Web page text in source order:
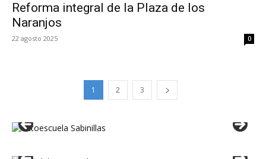
Reforma integral de la Plaza de los
Naranjos
22 agosto 2025 0
1 2 3